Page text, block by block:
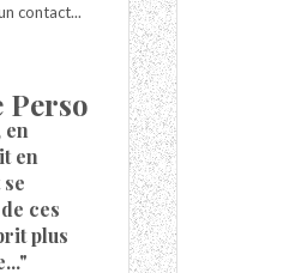
contact...
en
en
ces
plus